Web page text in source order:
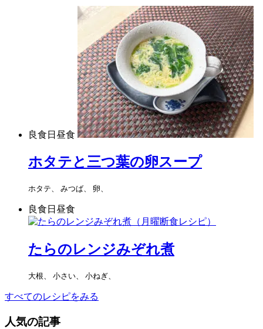
良食日昼食
ホタテと三つ葉の卵スープ
ホタテ、 みつば、 卵、
良食日昼食
たらのレンジみぞれ煮
大根、 小さい、 小ねぎ、
すべてのレシピをみる
人気の記事